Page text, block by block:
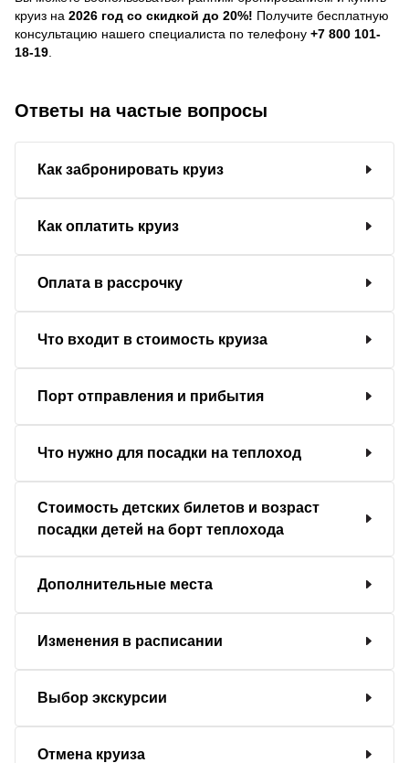
круиз на 2026 год со скидкой до 20%! Получите бесплатную
консультацию нашего специалиста по телефону +7 800 101-
18-19
Ответы на частые вопросы
Как забронировать круиз
Как оплатить круиз
Оплата в рассрочку
Что входит в стоимость круиза
Порт отправления и прибытия
Что нужно для посадки на теплоход
Стоимость детских билетов и возраст
посадки детей на борт теплохода
Дополнительные места
Изменения в расписании
Выбор экскурсии
Отмена круиза